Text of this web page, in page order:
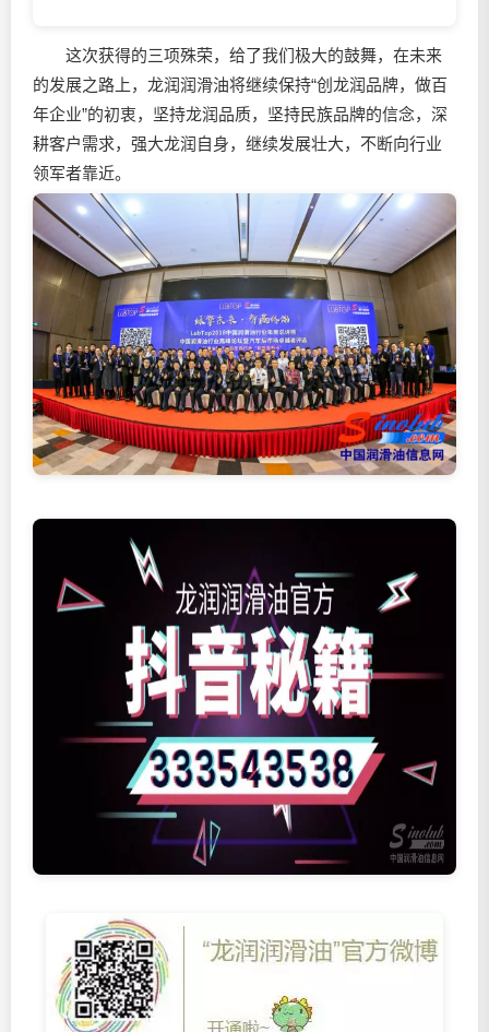
这次获得的三项殊荣，给了我们极大的鼓舞，在未来
的发展之路上，龙润润滑油将继续保持“创龙润品牌，做百
年企业”的初衷，坚持龙润品质，坚持民族品牌的信念，深
耕客户需求，强大龙润自身，继续发展壮大，不断向行业
领军者靠近。